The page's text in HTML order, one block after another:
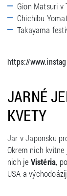
Gion Matsuri v
Chichibu
Takayama
https://
JARNÉ
KVETY
Jar v Japonsku
Okrem nich
nich je Vistéria,
USA a